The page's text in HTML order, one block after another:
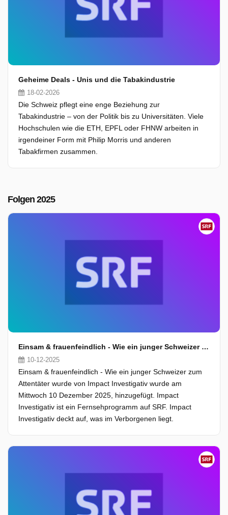
Geheime Deals - Unis und die Tabakindustrie
18-02-2026
Die Schweiz pflegt eine enge Beziehung zur
Tabakindustrie – von der Politik bis zu Universitäten. Viele
Hochschulen wie die ETH, EPFL oder FHNW arbeiten in
irgendeiner Form mit Philip Morris und anderen
Tabakfirmen zusammen.
Folgen 2025
Einsam & frauenfeindlich - Wie ein junger Schweizer zum Attentäter wurde
10-12-2025
Einsam & frauenfeindlich - Wie ein junger Schweizer zum
Attentäter wurde von Impact Investigativ wurde am
Mittwoch 10 Dezember 2025, hinzugefügt. Impact
Investigativ ist ein Fernsehprogramm auf SRF. Impact
Investigativ deckt auf, was im Verborgenen liegt.